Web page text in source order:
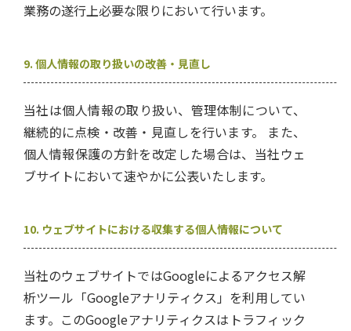
業務の遂行上必要な限りにおいて行います。
9. 個人情報の取り扱いの改善・見直し
当社は個人情報の取り扱い、管理体制について、
継続的に点検・改善・見直しを行います。 また、
個人情報保護の方針を改定した場合は、当社ウェ
ブサイトにおいて速やかに公表いたします。
10. ウェブサイトにおける収集する個人情報について
当社のウェブサイトではGoogleによるアクセス解
析ツール「Googleアナリティクス」を利用してい
ます。このGoogleアナリティクスはトラフィック